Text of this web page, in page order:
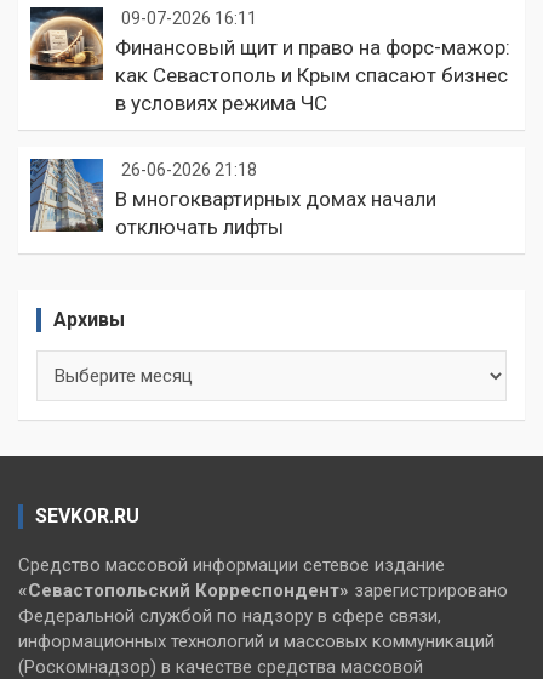
09-07-2026 16:11
Финансовый щит и право на форс-мажор:
как Севастополь и Крым спасают бизнес
в условиях режима ЧС
26-06-2026 21:18
В многоквартирных домах начали
отключать лифты
Архивы
SEVKOR.RU
Средство массовой информации сетевое издание
«Севастопольский Корреспондент» зарегистрировано
Федеральной службой по надзору в сфере связи,
информационных технологий и массовых коммуникаций
(Роскомнадзор) в качестве средства массовой